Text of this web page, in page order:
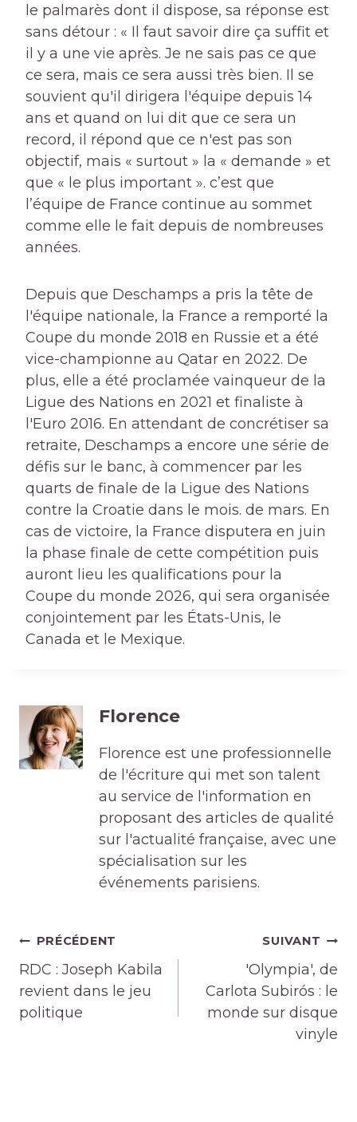
le palmarès dont il dispose, sa réponse est
sans détour : « Il faut savoir dire ça suffit et
il y a une vie après. Je ne sais pas ce que
ce sera, mais ce sera aussi très bien. Il se
souvient qu'il dirigera l'équipe depuis 14
ans et quand on lui dit que ce sera un
record, il répond que ce n'est pas son
objectif, mais « surtout » la « demande » et
que « le plus important ». c’est que
l’équipe de France continue au sommet
comme elle le fait depuis de nombreuses
années.
Depuis que Deschamps a pris la tête de
l'équipe nationale, la France a remporté la
Coupe du monde 2018 en Russie et a été
vice-championne au Qatar en 2022. De
plus, elle a été proclamée vainqueur de la
Ligue des Nations en 2021 et finaliste à
l'Euro 2016. En attendant de concrétiser sa
retraite, Deschamps a encore une série de
défis sur le banc, à commencer par les
quarts de finale de la Ligue des Nations
contre la Croatie dans le mois. de mars. En
cas de victoire, la France disputera en juin
la phase finale de cette compétition puis
auront lieu les qualifications pour la
Coupe du monde 2026, qui sera organisée
conjointement par les États-Unis, le
Canada et le Mexique.
Florence
Florence est une professionnelle
de l'écriture qui met son talent
au service de l'information en
proposant des articles de qualité
sur l'actualité française, avec une
spécialisation sur les
événements parisiens.
Navigation
de
l’article
PRÉCÉDENT
RDC : Joseph Kabila
revient dans le jeu
politique
SUIVANT
'Olympia', de
Carlota Subirós : le
monde sur disque
vinyle